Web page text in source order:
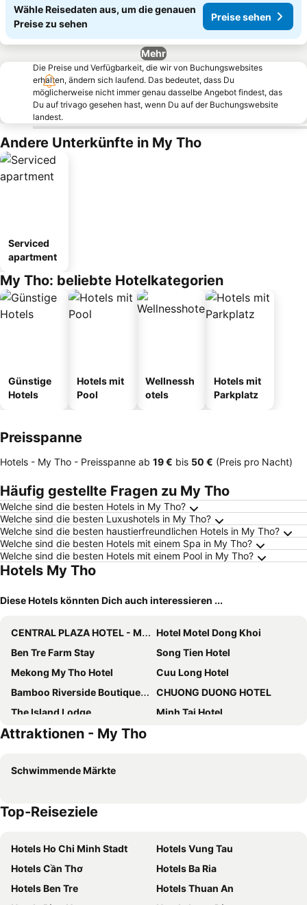
Wähle Reisedaten aus, um die genauen
Preise zu sehen
Preise sehen
Mehr
Die Preise und Verfügbarkeit, die wir von Buchungswebsites
erhalten, ändern sich laufend. Das bedeutet, dass Du
möglicherweise nicht immer genau dasselbe Angebot findest, das
Du auf trivago gesehen hast, wenn Du auf der Buchungswebsite
landest.
Andere Unterkünfte in My Tho
Serviced
apartment
My Tho: beliebte Hotelkategorien
Günstige
Hotels
Hotels mit
Pool
Wellnessh
otels
Hotels mit
Parkplatz
Preisspanne
Hotels - My Tho - Preisspanne ab ‎19 € bis ‎50 € (Preis pro Nacht)
Häufig gestellte Fragen zu My Tho
Welche sind die besten Hotels in My Tho?
Welche sind die besten Luxushotels in My Tho?
Welche sind die besten haustierfreundlichen Hotels in My Tho?
Welche sind die besten Hotels mit einem Spa in My Tho?
Welche sind die besten Hotels mit einem Pool in My Tho?
Hotels My Tho
Diese Hotels könnten Dich auch interessieren ...
CENTRAL PLAZA HOTEL - Mỹ Tho
Hotel Motel Dong Khoi
Ben Tre Farm Stay
Song Tien Hotel
Mekong My Tho Hotel
Cuu Long Hotel
Bamboo Riverside Boutique Hotel
CHUONG DUONG HOTEL
The Island Lodge
Minh Tai Hotel
T-House Homestay Tiền Giang
Hotel Tien Giang
Homestay Coco Island
Song Tuong Hotel
Ben Tre Oasis
Hung Long Hotel
Attraktionen - My Tho
Schwimmende Märkte
Top-Reiseziele
Hotels Ho Chi Minh Stadt
Hotels Vung Tau
Hotels Cần Thơ
Hotels Ba Ria
Hotels Ben Tre
Hotels Thuan An